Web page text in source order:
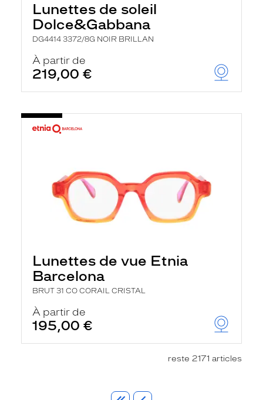
Lunettes de soleil
Dolce&Gabbana
DG4414 3372/8G NOIR BRILLAN
À partir de
219,00 €
Lunettes de vue Etnia
Barcelona
BRUT 31 CO CORAIL CRISTAL
À partir de
195,00 €
reste 2171 articles